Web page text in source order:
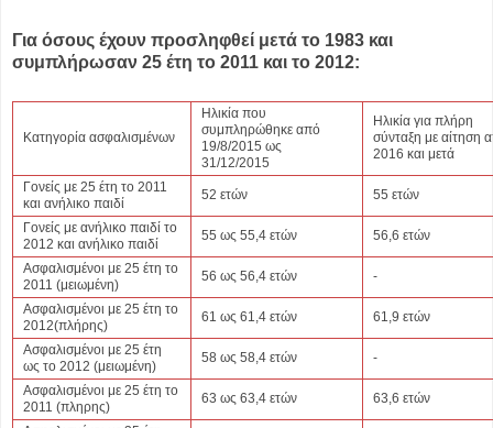
Για όσους έχουν προσληφθεί μετά το 1983 και
συμπλήρωσαν 25 έτη το 2011 και το 2012:
Κατηγορία ασφαλισμένων
Ηλικία που
συμπληρώθηκε από
19/8/2015 ως
31/12/2015
Ηλικία για πλήρη
σύνταξη με αίτηση
2016 και μετά
Γονείς με 25 έτη το 2011
και ανήλικο παιδί
52 ετών 55 ετών
Γονείς με ανήλικο παιδί το
2012 και ανήλικο παιδί
55 ως 55,4 ετών 56,6 ετών
Ασφαλισμένοι με 25 έτη το
2011 (μειωμένη)
56 ως 56,4 ετών -
Ασφαλισμένοι με 25 έτη το
2012(πλήρης)
61 ως 61,4 ετών 61,9 ετών
Ασφαλισμένοι με 25 έτη
ως το 2012 (μειωμένη)
58 ως 58,4 ετών -
Ασφαλισμένοι με 25 έτη το
2011 (πληρης)
63 ως 63,4 ετών 63,6 ετών